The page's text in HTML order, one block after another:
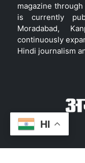
HI
magazine
is currently
Moradabad,
continuously
Hindi journalism